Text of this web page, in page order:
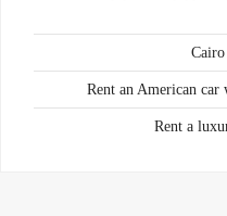
Rent an American
Rent a